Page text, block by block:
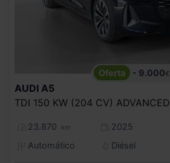
- 9.000€
AUDI A5
TDI 150 KW (204 CV) ADVANCED
23.870 km
2025
Automático
Diésel